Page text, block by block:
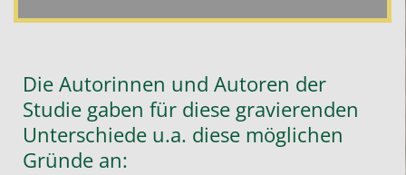
Die Autorinnen und Autoren der
Studie gaben für diese gravierenden
Unterschiede u.a. diese möglichen
Gründe an: